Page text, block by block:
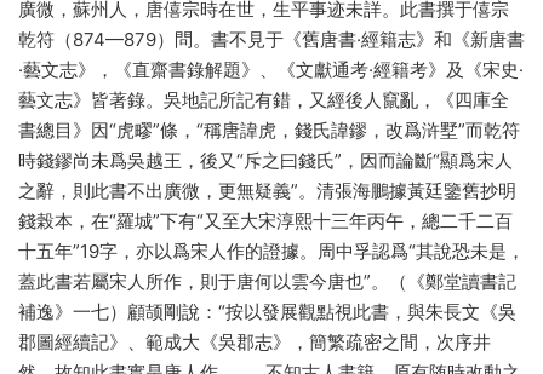
廣微，蘇州人，唐僖宗時在世，生平事迹未詳。此書撰于僖宗
乾符（874—879）問。書不見于《舊唐書·經籍志》和《新唐書
·藝文志》，《直齋書錄解題》、《文獻通考·經籍考》及《宋史·
藝文志》皆著錄。吳地記所記有錯，又經後人竄亂，《四庫全
書總目》因“虎疁”條，“稱唐諱虎，錢氏諱鏐，改爲浒墅”而乾符
時錢鏐尚未爲吳越王，後又“斥之曰錢氏”，因而論斷“顯爲宋人
之辭，則此書不出廣微，更無疑義”。清張海鵬據黃廷鑒舊抄明
錢榖本，在“羅城”下有“又至大宋淳熙十三年丙午，總二千二百
十五年”19字，亦以爲宋人作的證據。周中孚認爲“其說恐未是，
蓋此書若屬宋人所作，則于唐何以雲今唐也”。（《鄭堂讀書記
補逸》一七）顧颉剛說：“按以發展觀點視此書，與朱長文《吳
郡圖經續記》、範成大《吳郡志》，簡繁疏密之間，次序井